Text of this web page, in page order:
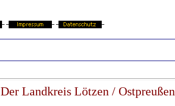
Der Landkreis Lötzen / Ostpreußen